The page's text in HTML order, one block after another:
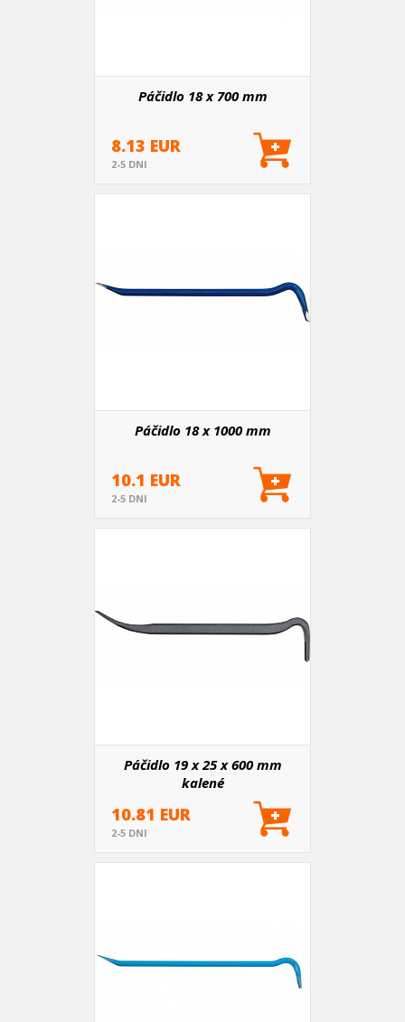
Páčidlo 18 x 700 mm
8.13 EUR
2-5 DNI
Páčidlo 18 x 1000 mm
10.1 EUR
2-5 DNI
Páčidlo 19 x 25 x 600 mm
kalené
10.81 EUR
2-5 DNI